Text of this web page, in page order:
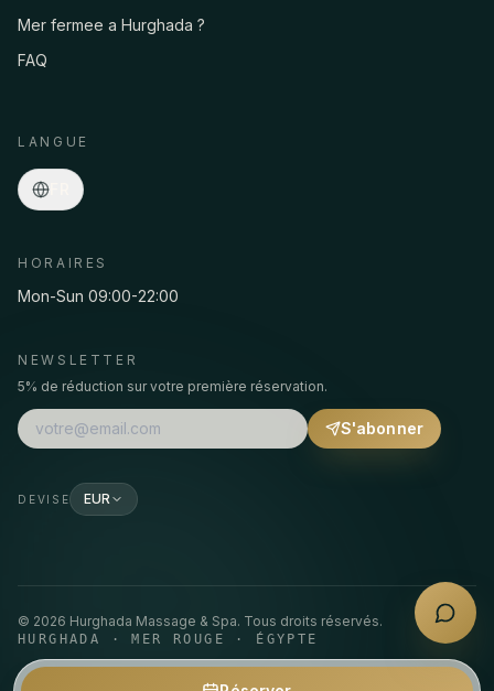
Mer fermee a Hurghada ?
FAQ
LANGUE
HORAIRES
Mon-Sun 09:00-22:00
NEWSLETTER
5% de réduction sur votre première réservation.
S'abonner
DEVISE EUR
© 2026 Hurghada Massage & Spa. Tous droits réservés.
HURGHADA · MER ROUGE · ÉGYPTE